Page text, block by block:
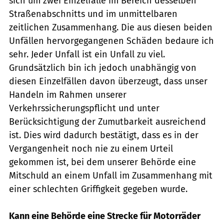
Straßenabschnitts und im unmittelbaren
zeitlichen Zusammenhang. Die aus diesen beiden
Unfällen hervorgegangenen Schäden bedaure ich
sehr. Jeder Unfall ist ein Unfall zu viel.
Grundsätzlich bin ich jedoch unabhängig von
diesen Einzelfällen davon überzeugt, dass unser
Handeln im Rahmen unserer
Verkehrssicherungspflicht und unter
Berücksichtigung der Zumutbarkeit ausreichend
ist. Dies wird dadurch bestätigt, dass es in der
Vergangenheit noch nie zu einem Urteil
gekommen ist, bei dem unserer Behörde eine
Mitschuld an einem Unfall im Zusammenhang mit
einer schlechten Griffigkeit gegeben wurde.
Kann eine Behörde eine Strecke für Motorräder